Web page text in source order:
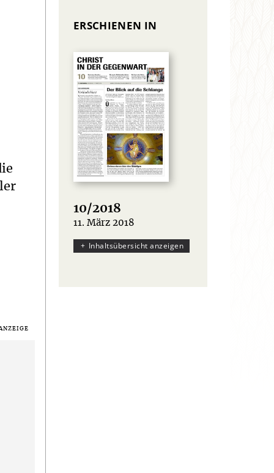
ERSCHIENEN IN
10/2018
:
11. März 2018
Inhaltsübersicht anzeigen